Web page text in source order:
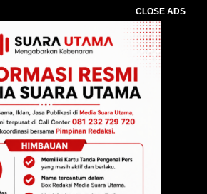
CLOSE ADS